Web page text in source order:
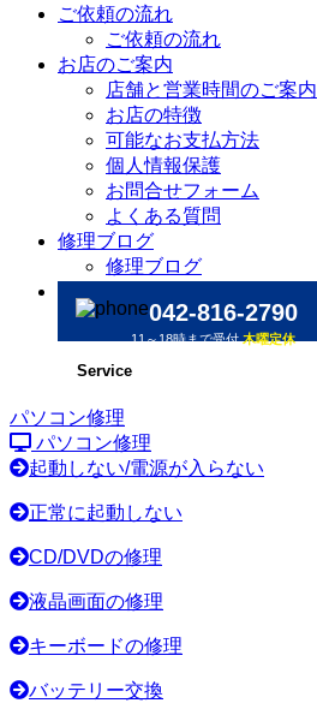
ご依頼の流れ
ご依頼の流れ
お店のご案内
店舗と営業時間のご案内
お店の特徴
可能なお支払方法
個人情報保護
お問合せフォーム
よくある質問
修理ブログ
修理ブログ
042-816-2790
11～18時まで受付木曜定休
Service
パソコン修理
パソコン修理
起動しない/電源が入らない
正常に起動しない
CD/DVDの修理
液晶画面の修理
キーボードの修理
バッテリー交換